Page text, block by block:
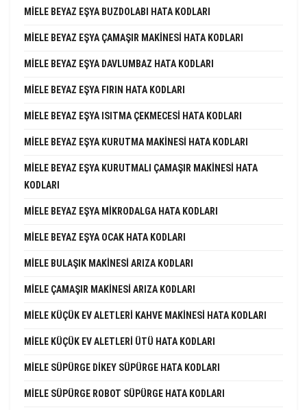
MIELE BEYAZ EŞYA BUZDOLABI HATA KODLARI
MIELE BEYAZ EŞYA ÇAMAŞIR MAKINESI HATA KODLARI
MIELE BEYAZ EŞYA DAVLUMBAZ HATA KODLARI
MIELE BEYAZ EŞYA FIRIN HATA KODLARI
MIELE BEYAZ EŞYA ISITMA ÇEKMECESI HATA KODLARI
MIELE BEYAZ EŞYA KURUTMA MAKINESI HATA KODLARI
MIELE BEYAZ EŞYA KURUTMALI ÇAMAŞIR MAKINESI HATA
KODLARI
MIELE BEYAZ EŞYA MIKRODALGA HATA KODLARI
MIELE BEYAZ EŞYA OCAK HATA KODLARI
MIELE BULAŞIK MAKINESI ARIZA KODLARI
MIELE ÇAMAŞIR MAKINESI ARIZA KODLARI
MIELE KÜÇÜK EV ALETLERI KAHVE MAKINESI HATA KODLARI
MIELE KÜÇÜK EV ALETLERI ÜTÜ HATA KODLARI
MIELE SÜPÜRGE DIKEY SÜPÜRGE HATA KODLARI
MIELE SÜPÜRGE ROBOT SÜPÜRGE HATA KODLARI